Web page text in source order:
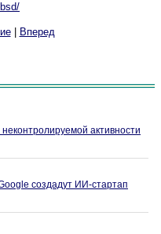
| Вперед
активности
создадут ИИ-стартап